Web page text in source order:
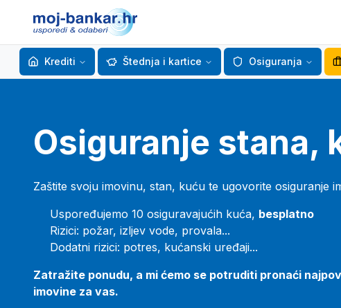
Krediti Štednja i kartice Osiguranja
Osiguranje stana,
Zaštite svoju imovinu, stan, kuću te ugovorite osiguranje
Uspoređujemo 10 osiguravajućih kuća, besplatno
Rizici: požar, izljev vode, provala...
Dodatni rizici: potres, kućanski uređaji...
Zatražite ponudu, a mi ćemo se potruditi pronaći
imovine za vas.